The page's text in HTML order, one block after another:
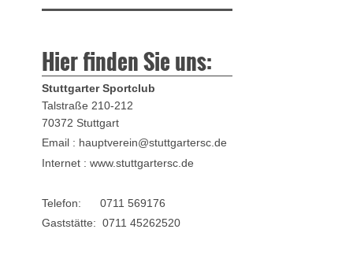
Hier finden Sie uns:
Stuttgarter Sportclub
Talstraße 210-212
70372 Stuttgart
Email : hauptverein@stuttgartersc.de
Internet : www.stuttgartersc.de
Telefon: 0711 569176
Gaststätte: 0711 45262520